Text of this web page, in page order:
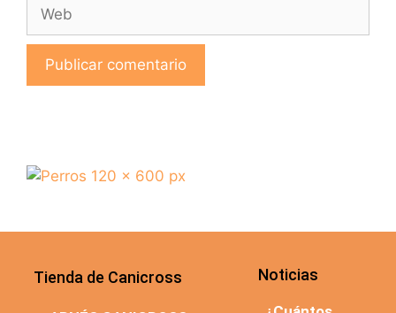
Tienda de Canicross Noticias